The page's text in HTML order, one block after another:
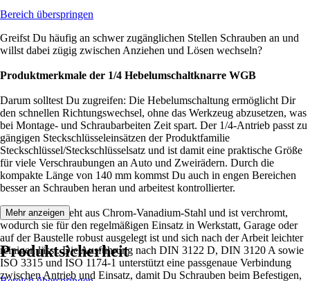
Bereich überspringen
Greifst Du häufig an schwer zugänglichen Stellen Schrauben an und
willst dabei zügig zwischen Anziehen und Lösen wechseln?
Produktmerkmale der 1/4 Hebelumschaltknarre WGB
Darum solltest Du zugreifen: Die Hebelumschaltung ermöglicht Dir
den schnellen Richtungswechsel, ohne das Werkzeug abzusetzen, was
bei Montage- und Schraubarbeiten Zeit spart. Der 1/4-Antrieb passt zu
gängigen Steckschlüsseleinsätzen der Produktfamilie
Steckschlüssel/Steckschlüsselsatz und ist damit eine praktische Größe
für viele Verschraubungen an Auto und Zweirädern. Durch die
kompakte Länge von 140 mm kommst Du auch in engen Bereichen
besser an Schrauben heran und arbeitest kontrollierter.
Die Knarre besteht aus Chrom-Vanadium-Stahl und ist verchromt,
wodurch sie für den regelmäßigen Einsatz in Werkstatt, Garage oder
auf der Baustelle robust ausgelegt ist und sich nach der Arbeit leichter
reinigen lässt. Die Ausführung nach DIN 3122 D, DIN 3120 A sowie
ISO 3315 und ISO 1174-1 unterstützt eine passgenaue Verbindung
zwischen Antrieb und Einsatz, damit Du Schrauben beim Befestigen,
Mehr anzeigen
Produktsicherheit